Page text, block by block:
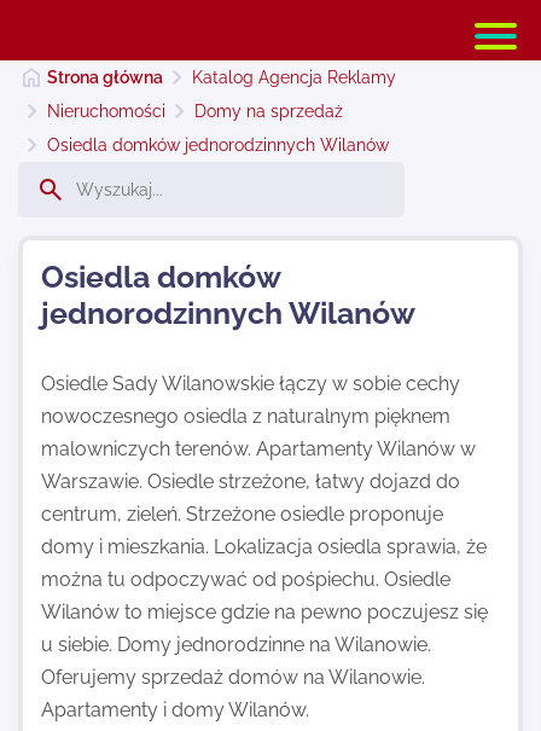
Strona główna
Dodaj stronę
Kontakt
Strona główna
Katalog Agencja Reklamy
Nieruchomości
Domy na sprzedaż
Osiedla domków jednorodzinnych Wilanów
Osiedla domków
jednorodzinnych Wilanów
Osiedle Sady Wilanowskie łączy w sobie cechy
nowoczesnego osiedla z naturalnym pięknem
malowniczych terenów. Apartamenty Wilanów w
Warszawie. Osiedle strzeżone, łatwy dojazd do
centrum, zieleń. Strzeżone osiedle proponuje
domy i mieszkania. Lokalizacja osiedla sprawia, że
można tu odpoczywać od pośpiechu. Osiedle
Wilanów to miejsce gdzie na pewno poczujesz się
u siebie. Domy jednorodzinne na Wilanowie.
Oferujemy sprzedaż domów na Wilanowie.
Apartamenty i domy Wilanów.